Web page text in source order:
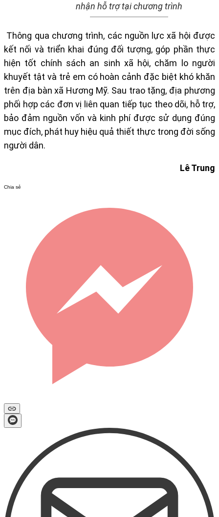
nhận hỗ trợ tại chương trình
Thông qua chương trình, các nguồn lực xã hội được
kết nối và triển khai đúng đối tượng, góp phần thực
hiện tốt chính sách an sinh xã hội, chăm lo người
khuyết tật và trẻ em có hoàn cảnh đặc biệt khó khăn
trên địa bàn xã Hương Mỹ. Sau trao tặng, địa phương
phối hợp các đơn vị liên quan tiếp tục theo dõi, hỗ trợ,
bảo đảm nguồn vốn và kinh phí được sử dụng đúng
mục đích, phát huy hiệu quả thiết thực trong đời sống
người dân.
Lê Trung
Chia sẻ